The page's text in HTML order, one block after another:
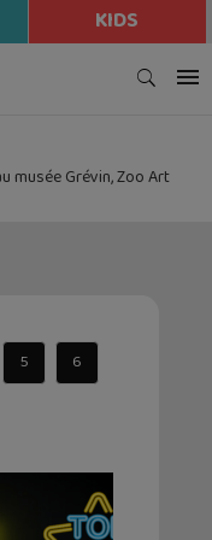
KIDS
musée Grévin, Zoo Art
5 6